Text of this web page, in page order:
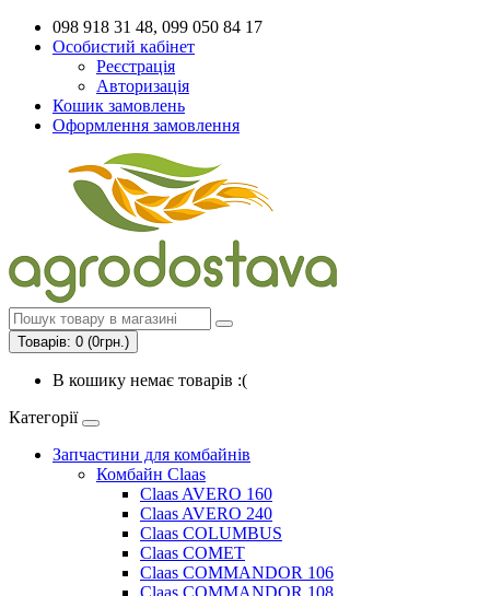
098 918 31 48, 099 050 84 17
Особистий кабінет
Реєстрація
Авторизація
Кошик замовлень
Оформлення замовлення
Товарів: 0 (0грн.)
В кошику немає товарів :(
Категорії
Запчастини для комбайнів
Комбайн Claas
Claas AVERO 160
Claas AVERO 240
Claas COLUMBUS
Claas COMET
Claas COMMANDOR 106
Claas COMMANDOR 108